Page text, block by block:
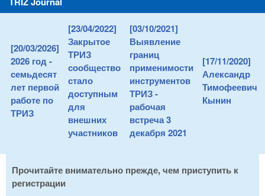
[20/03/2026]
2026 год -
семьдесят
лет первой
работе по
ТРИЗ
[23/04/2022]
Закрытое
ТРИЗ
сообщество
стало
доступным
для
внешних
участников
[03/10/2021]
Выявление
границ
применимости
инструментов
ТРИЗ -
рабочая
встреча 3
декабря 2021
[17/11/2020]
Александр
Тимофеевич
Кынин
Прочитайте внимательно прежде, чем приступить к
регистрации